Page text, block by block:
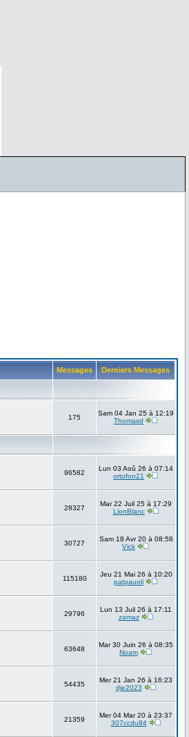
Messages Derniers Messages
175
Sam 04 Jan 25 à 12:19
Thomasd
96582
Lun 03 Aoû 26 à 07:14
ortofon21
28327
Mar 22 Juil 25 à 17:29
LionBlanc
30727
Sam 18 Avr 20 à 08:58
Vick
115180
Jeu 21 Mai 26 à 10:20
patpauoli
29796
Lun 13 Juil 26 à 17:11
zamaz
63648
Mar 30 Juin 26 à 08:35
Noam
54435
Mer 21 Jan 26 à 16:23
dje2023
21359
Mer 04 Mar 20 à 23:37
307ccdu84